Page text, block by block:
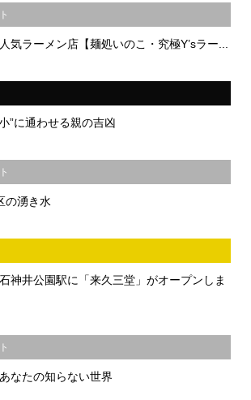
気ラーメン店【麺処いのこ・究極Y’sラー...
”に通わせる親の吉凶
の湧き水
神井公園駅に「来久三堂」がオープンしま
なたの知らない世界